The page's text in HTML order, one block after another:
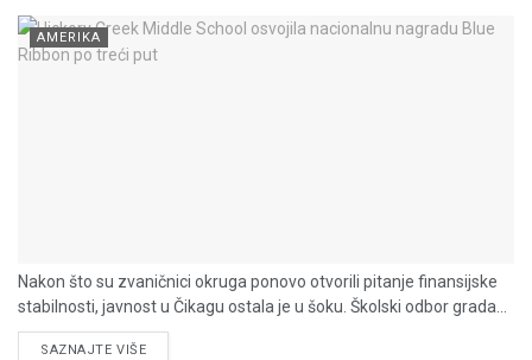
AMERIKA
Nakon što su zvaničnici okruga ponovo otvorili pitanje finansijske
stabilnosti, javnost u Čikagu ostala je u šoku. Školski odbor grada...
SAZNAJTE VIŠEDETAILS